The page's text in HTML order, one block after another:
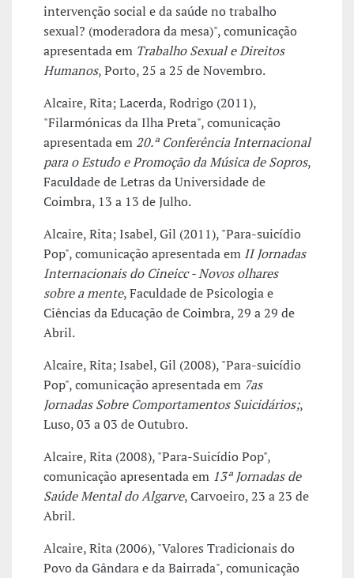
intervenção social e da saúde no trabalho
sexual? (moderadora da mesa)", comunicação
apresentada em Trabalho Sexual e Direitos
Humanos, Porto, 25 a 25 de Novembro.
Alcaire, Rita; Lacerda, Rodrigo (2011),
"Filarmónicas da Ilha Preta", comunicação
apresentada em 20.ª Conferência Internacional
para o Estudo e Promoção da Música de Sopros,
Faculdade de Letras da Universidade de
Coimbra, 13 a 13 de Julho.
Alcaire, Rita; Isabel, Gil (2011), "Para-suicídio
Pop", comunicação apresentada em II Jornadas
Internacionais do Cineicc - Novos olhares
sobre a mente, Faculdade de Psicologia e
Ciências da Educação de Coimbra, 29 a 29 de
Abril.
Alcaire, Rita; Isabel, Gil (2008), "Para-suicídio
Pop", comunicação apresentada em 7as
Jornadas Sobre Comportamentos Suicidários;,
Luso, 03 a 03 de Outubro.
Alcaire, Rita (2008), "Para-Suicídio Pop",
comunicação apresentada em 13ª Jornadas de
Saúde Mental do Algarve, Carvoeiro, 23 a 23 de
Abril.
Alcaire, Rita (2006), "Valores Tradicionais do
Povo da Gândara e da Bairrada", comunicação